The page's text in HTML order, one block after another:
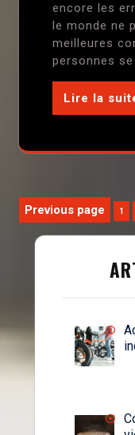
encore les
le monde ne
meilleures
personnes
Lire la
Pagination
des
publications
Previous page 1